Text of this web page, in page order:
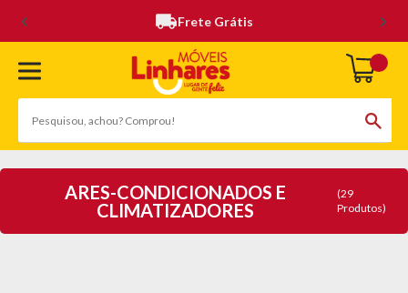
Frete Grátis
ARES-CONDICIONADOS E
CLIMATIZADORES
(29
Produtos)